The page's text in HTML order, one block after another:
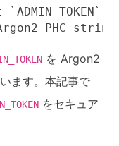
PHC
を Argon2
ます。本記事で
をセキュア